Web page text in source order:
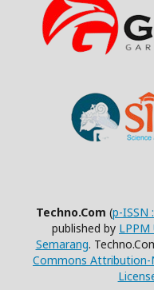
Techno.Com (p-ISSN
published by
Semarang.
Commons Attribution-